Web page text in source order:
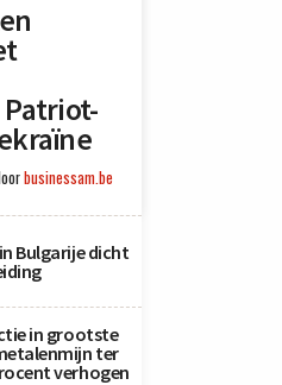
businessam.be
Bulgarije dicht
in grootste
ter
verhogen